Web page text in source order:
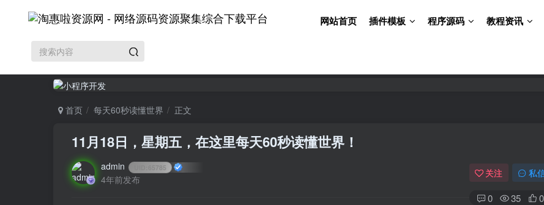
网站首页 插件模板 程序源码 教程资讯
首页 每天60秒读懂世界 正文
11月18日，星期五，在这里每天60秒读懂世界！
admin 65785
4年前发布
关注 私
0 35 0